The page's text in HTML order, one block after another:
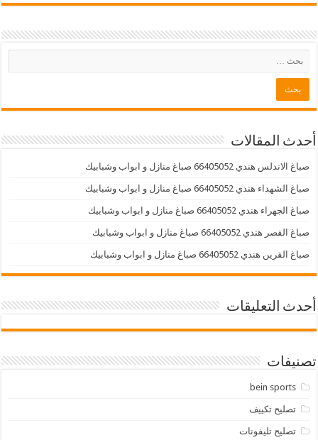
أحدث المقالات
صباغ الاندلس هندي 66405052 صباغ منازل و ابواب وشبابيك
صباغ الشهداء هندي 66405052 صباغ منازل و ابواب وشبابيك
صباغ الجهراء هندي 66405052 صباغ منازل و ابواب وشبابيك
صباغ القصر هندي 66405052 صباغ منازل و ابواب وشبابيك
صباغ القرين هندي 66405052 صباغ منازل و ابواب وشبابيك
أحدث التعليقات
تصنيفات
bein sports
تصليح تكييف
تصليح تليفونات